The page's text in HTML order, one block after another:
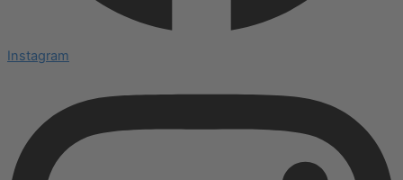
Instagram